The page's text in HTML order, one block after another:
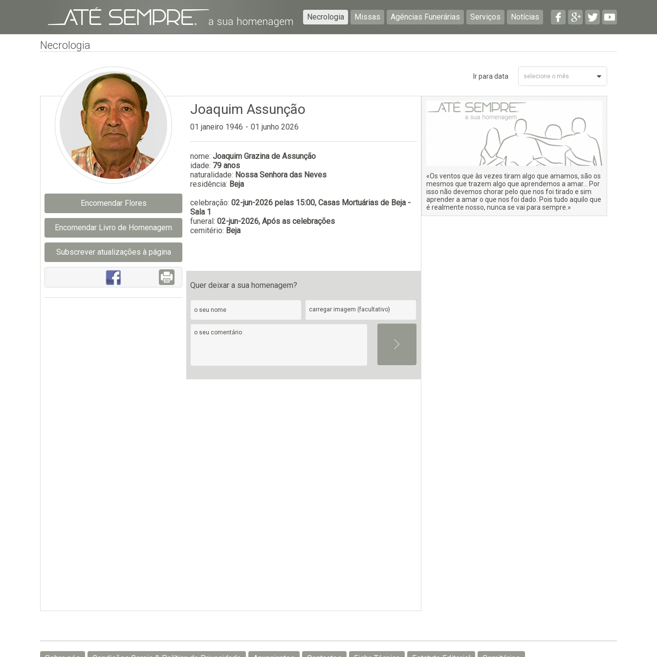
Necrologia Missas Agências Funerárias Serviços Notícias
Necrologia
Joaquim Assunção
01 janeiro 1946 - 01 junho 2026
nome: Joaquim Grazina de Assunção
idade: 79 anos
naturalidade: Nossa Senhora das Neves
residência: Beja
celebração: 02-jun-2026 pelas 15:00, Casas Mortuárias de Beja -
Sala 1
funeral: 02-jun-2026, Após as celebrações
cemitério: Beja
Encomendar Flores
Encomendar Livro de Homenagem
Subscrever atualizações à página
Quer deixar a sua homenagem?
carregar imagem (facultativo)
selecione o mês
Junho 2026
Ir para data
«Os ventos que às vezes tiram algo que amamos, são os
mesmos que trazem algo que aprendemos a amar… Por
isso não devemos chorar pelo que nos foi tirado e sim
aprender a amar o que nos foi dado. Pois tudo aquilo que
é realmente nosso, nunca se vai para sempre.»
falecimentos em determinado concelho.